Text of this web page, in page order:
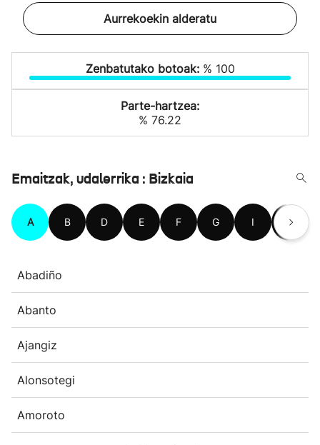
Aurrekoekin alderatu
Zenbatutako botoak: % 100
Parte-hartzea:
% 76.22
Emaitzak, udalerrika : Bizkaia
A B D E F G I J
Abadiño
Abanto
Ajangiz
Alonsotegi
Amoroto